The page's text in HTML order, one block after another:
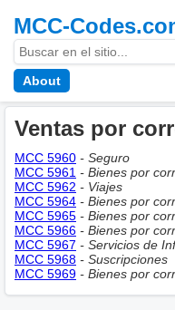
MCC-
About
Ventas por
MCC 5960 - Seguro
MCC 5961 - Bienes por
MCC 5962 - Viajes
MCC 5964 - Bienes por
MCC 5965 - Bienes por
MCC 5966 - Bienes por
MCC 5967 - Servicios de
MCC 5968 - Suscripciones
MCC 5969 - Bienes por